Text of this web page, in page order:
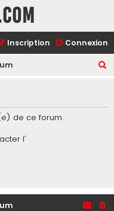
Connexion
Inscription
h
de ce forum.
l’